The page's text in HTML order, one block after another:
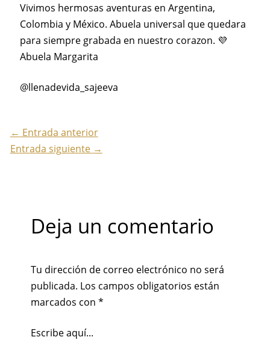
Vivimos hermosas aventuras en Argentina,
Colombia y México. Abuela universal que quedara
para siempre grabada en nuestro corazon. 💜
Abuela Margarita
@llenadevida_sajeeva
← Entrada anterior
Entrada siguiente →
Deja un comentario
Tu dirección de correo electrónico no será
publicada. Los campos obligatorios están
marcados con *
Escribe aquí...